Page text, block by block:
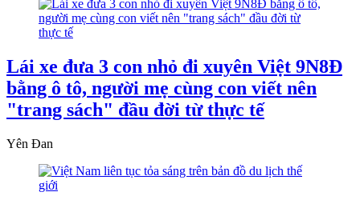
Lái xe đưa 3 con nhỏ đi xuyên Việt 9N8Đ
bằng ô tô, người mẹ cùng con viết nên
"trang sách" đầu đời từ thực tế
Yên Đan